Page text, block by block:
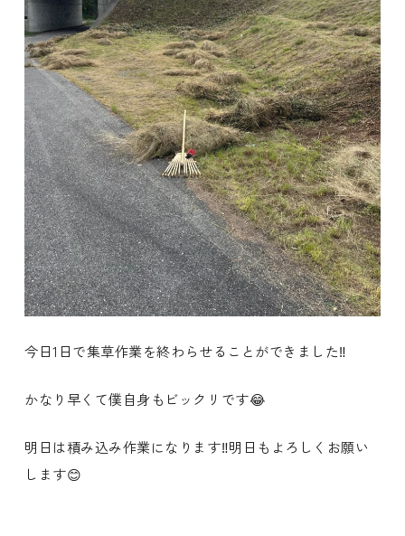
今日1日で集草作業を終わらせることができました‼️
かなり早くて僕自身もビックリです😂
明日は積み込み作業になります‼️明日もよろしくお願い
します😊